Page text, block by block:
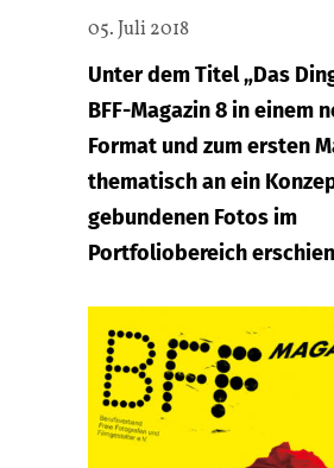
05. Juli 2018
Unter dem Titel „Das
BFF-Magazin 8 in einem
Format und zum ersten
thematisch an ein
gebundenen Fotos im
Portfoliobereich